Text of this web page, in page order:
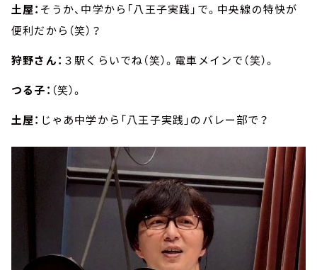
土屋： そうか、中学から「八王子実践」で。中央線の特快が
便利だから（笑）？
狩野さん： ３駅くらいでね（笑）。電車メインで（笑）。
つる子： （笑）。
土屋： じゃあ中学から「八王子実践」のバレー部で？